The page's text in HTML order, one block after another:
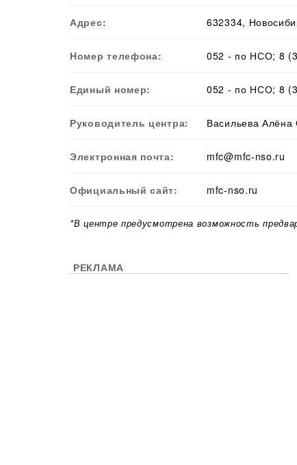
Адрес: 632334,
Номер телефона: 052 - по НСО; 8
Единый номер: 052 - по НСО; 8
Руководитель центра: Васильева Алёна
Электронная почта: mfc@mfc-nso.ru
Официальный сайт: mfc-nso.ru
*В центре предусмотрена возможность
РЕКЛАМА